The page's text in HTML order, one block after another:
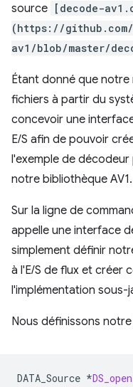
source [decode-
(https://github.com/
av1/blob/master/
Étant donné que notre
fichiers à partir du
concevoir une
E/S afin de pouvoir
l'exemple de
notre bibliothèque AV1.
Sur la ligne de
appelle une interface
simplement définir
à l'E/S de flux et créer
l'implémentation sous-
Nous définissons
DATA_Source *DS_open